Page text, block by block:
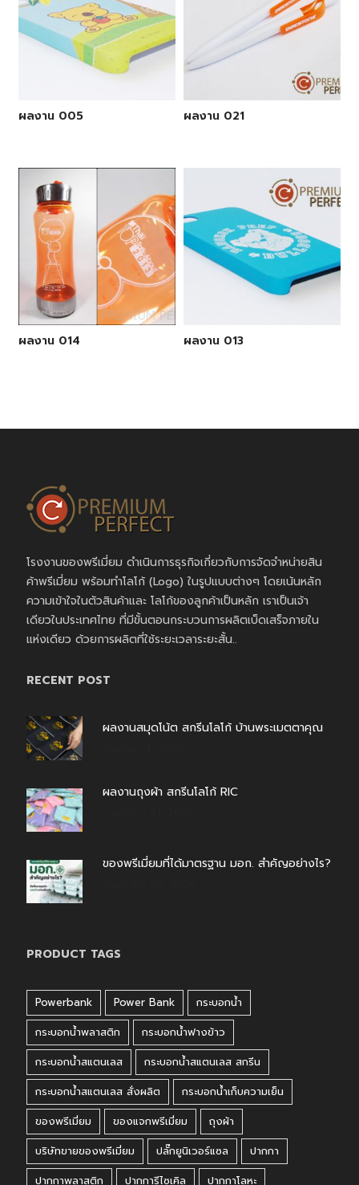
ผลงาน 005 ผลงาน 021
ผลงาน 014 ผลงาน 013
โรงงานของพรีเมี่ยม ดำเนินการธุรกิจเกี่ยวกับการจัดจำหน่ายสิน
ค้าพรีเมี่ยม พร้อมทำโลโก้ (Logo) ในรูปแบบต่างๆ โดยเน้นหลัก
ความเข้าใจในตัวสินค้าและ โลโก้ของลูกค้าเป็นหลัก เราเป็นเจ้า
เดียวในประเทศไทย ที่มีขั้นตอนกระบวนการผลิตเบ็ดเสร็จภายใน
แห่งเดียว ด้วยการผลิตที่ใช้ระยะเวลาระยะสั้น..
RECENT POST
ผลงานสมุดโน้ต สกรีนโลโก้ บ้านพระเมตตาคุณ
ผลงานถุงผ้า สกรีนโลโก้ RIC
ของพรีเมี่ยมที่ได้มาตรฐาน มอก. สำคัญอย่างไร?
PRODUCT TAGS
Powerbank Power Bank
กระบอกน้ำ
กระบอกน้ำพลาสติก
กระบอกน้ำฟางข้าว
กระบอกน้ำสแตนเลส
กระบอกน้ำสแตนเลส สกรีน
กระบอกน้ำสแตนเลส สั่งผลิต
กระบอกน้ำเก็บความเย็น
ของพรีเมี่ยม
ของแจกพรีเมี่ยม
ถุงผ้า
บริษัทขายของพรีเมี่ยม
ปลั๊กยูนิเวอร์แซล
ปากกา
ปากกาพลาสติก
ปากการีไซเคิล
ปากกาโลหะ